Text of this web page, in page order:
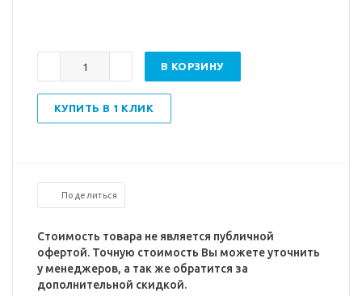
В КОРЗИНУ
КУПИТЬ В 1 КЛИК
Поделиться
Стоимость товара не является публичной
офертой. Точную стоимость Вы можете уточнить
у менеджеров, а так же обратится за
дополнительной скидкой.